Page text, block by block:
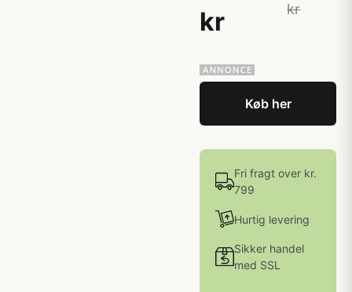
kr
kr
Køb her
Fri fragt over kr.
799
Hurtig levering
Sikker handel
med SSL